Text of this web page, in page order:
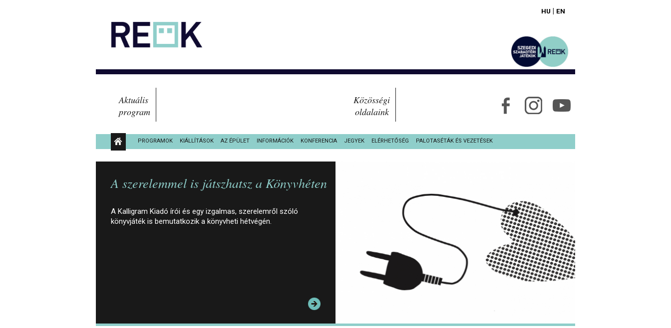
Aktuális
program
Közösségi
oldalaink
HU | EN
PROGRAMOK KIÁLLÍTÁSOK AZ ÉPÜLET INFORMÁCIÓK KONFERENCIA JEGYEK ELÉRHETŐSÉG PALOTASÉTÁK ÉS VEZETÉSEK
KÖZÉRDEKŰ ADATOK
A szerelemmel is játszhatsz a Könyvhéten
A Kalligram Kiadó írói és egy izgalmas, szerelemről szóló
könyvjáték is bemutatkozik a könyvheti hétvégén.